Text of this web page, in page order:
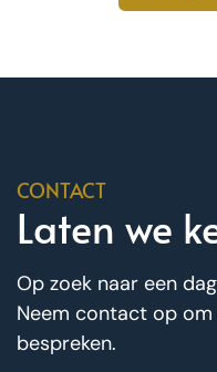
CONTACT
Laten we
Op zoek naar een
Neem contact op
bespreken.